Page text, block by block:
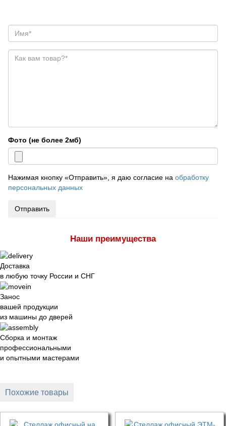
Фото (не более 2мб)
Нажимая кнопку «Отправить», я даю согласие на обработку
персональных данных
Отправить
Наши преимущества
Доставка
в любую точку России и СНГ
Занос
вашей продукции
из машины до дверей
Сборка и монтаж
профессиональными
и опытными мастерами
Похожие товары